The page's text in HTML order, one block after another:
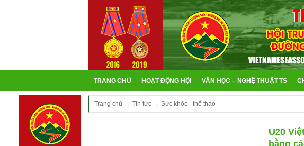
TRANG CHỦ HOẠT ĐỘNG HỘI VĂN HỌC – NGHỆ THUẬT TS
Trang chủ Tin tức Sức khỏe - thể thao
U20
bằng